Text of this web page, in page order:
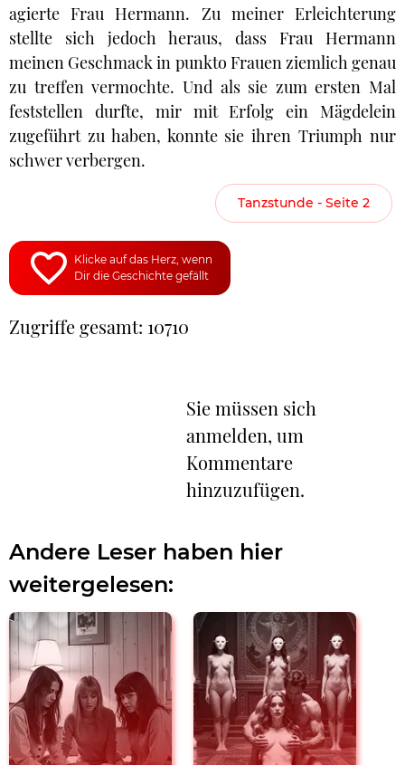
agierte Frau Hermann. Zu meiner Erleichterung
stellte sich jedoch heraus, dass Frau Hermann
meinen Geschmack in punkto Frauen ziemlich genau
zu treffen vermochte. Und als sie zum ersten Mal
feststellen durfte, mir mit Erfolg ein Mägdelein
zugeführt zu haben, konnte sie ihren Triumph nur
schwer verbergen.
Tanzstunde - Seite 2
Klicke auf das Herz, wenn
Dir die Geschichte gefällt
Zugriffe gesamt: 10710
Sie müssen sich
anmelden, um
Kommentare
hinzuzufügen.
Andere Leser haben hier
weitergelesen: